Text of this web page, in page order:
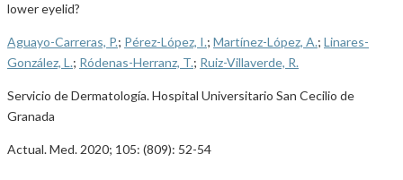
lower eyelid?
Aguayo-Carreras, P.; Pérez-López, I.; Martínez-López, A.; Linares-
González, L.; Ródenas-Herranz, T.; Ruiz-Villaverde, R.
Servicio de Dermatología. Hospital Universitario San Cecilio de
Granada
Actual. Med. 2020; 105: (809): 52-54